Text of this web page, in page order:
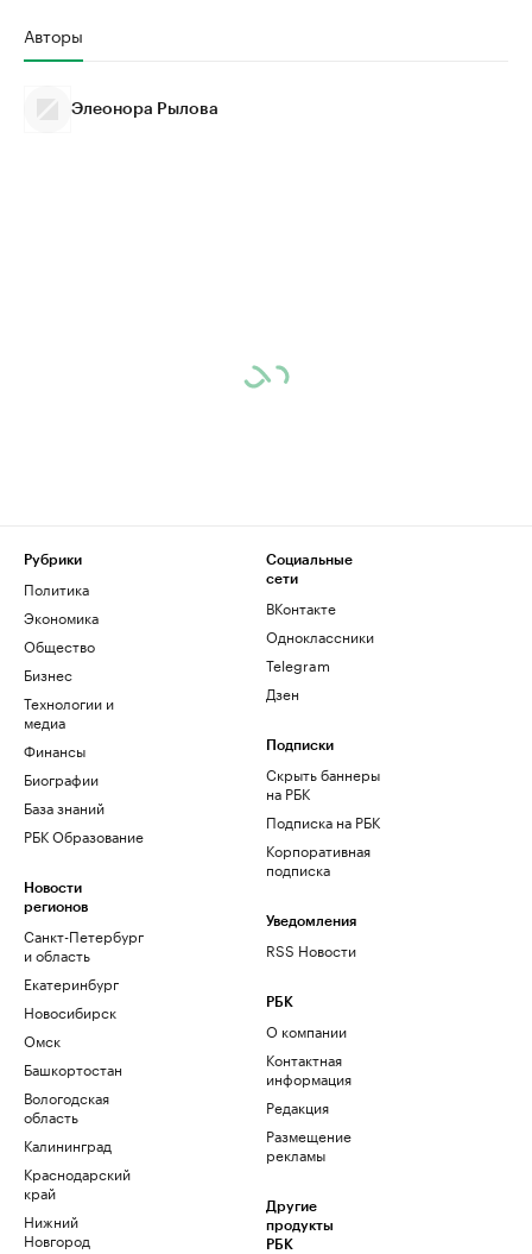
Авторы
Элеонора Рылова
Рубрики
Политика
Экономика
Общество
Бизнес
Технологии и
медиа
Финансы
Биографии
База знаний
РБК Образование
Новости
регионов
Санкт-Петербург
и область
Екатеринбург
Новосибирск
Омск
Башкортостан
Вологодская
область
Калининград
Краснодарский
край
Нижний
Новгород
Социальные
сети
ВКонтакте
Одноклассники
Telegram
Дзен
Подписки
Скрыть баннеры
на РБК
Подписка на РБК
Корпоративная
подписка
Уведомления
RSS Новости
РБК
О компании
Контактная
информация
Редакция
Размещение
рекламы
Другие
продукты
РБК